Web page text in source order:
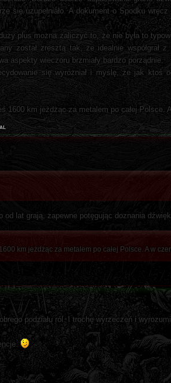
się uzupełniało. A dokument o Spodku
plus można zaliczyć to, że nie była to
został zresztą tak, że idealnie współgrał
aspekty wieczoru brzmiały bardzo porządnie.
się wyróżniał i myślę, że jak ktoś
1600 km jeżdżąc za metalem po całej Polsce.
lat grają, zapewne potęgując doznania
km jeżdżąc za metalem po całej Polsce. A w
podziału ról. I trochę wyrzeczeń i